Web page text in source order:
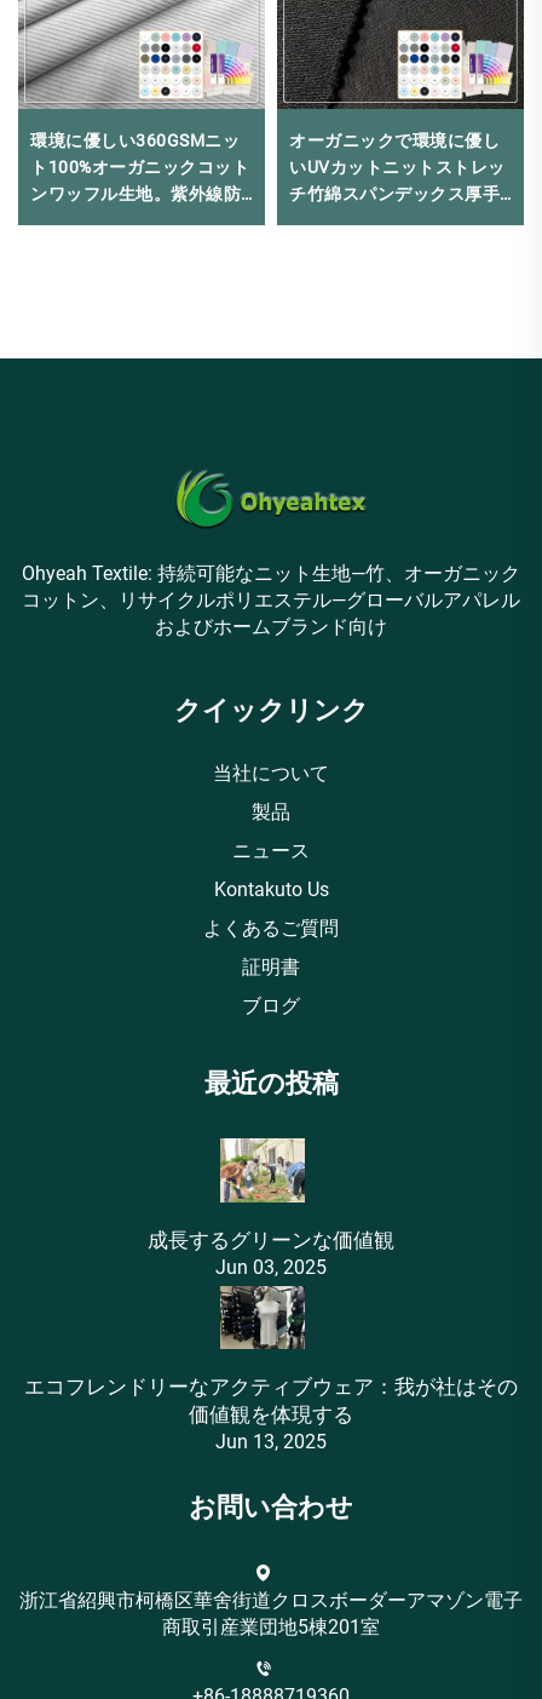
環境に優しい360GSMニッ
ト100%オーガニックコット
ンワッフル生地。紫外線防
止、縮み防止機能付き。ベ
オーガニックで環境に優し
いUVカットニットストレッ
チ竹綿スパンデックス厚手
フレンチテリー生地（パー
Ohyeah Textile: 持続可能なニット生地—竹、オーガニック
コットン、リサイクルポリエステル—グローバルアパレル
およびホームブランド向け
クイックリンク
当社について
製品
ニュース
Kontakuto Us
よくあるご質問
証明書
ブログ
最近の投稿
成長するグリーンな価値観
Jun 03, 2025
エコフレンドリーなアクティブウェア：我が社はその
価値観を体現する
Jun 13, 2025
お問い合わせ
浙江省紹興市柯橋区華舍街道クロスボーダーアマゾン電子
商取引産業団地5棟201室